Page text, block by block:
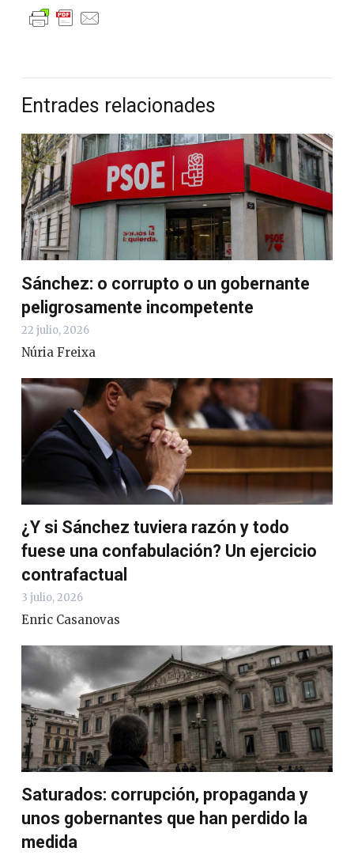
Entrades relacionades
Sánchez: o corrupto o un gobernante
peligrosamente incompetente
22 julio, 2026
Núria Freixa
¿Y si Sánchez tuviera razón y todo
fuese una confabulación? Un ejercicio
contrafactual
3 julio, 2026
Enric Casanovas
Saturados: corrupción, propaganda y
unos gobernantes que han perdido la
medida